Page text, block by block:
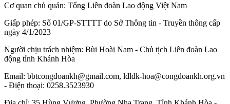
Cơ quan chủ quản: Tổng Liên đoàn Lao động Việt Nam
Giấp phép: Số 01/GP-STTTT do Sở Thông tin - Truyền thông cấp
ngày 4/1/2023
Người chịu trách nhiệm: Bùi Hoài Nam - Chủ tịch Liên đoàn Lao
động tỉnh Khánh Hòa
Email: bbtcongdoankh@gmail.com, ldldk-hoa@congdoankh.org.vn
- Điện thoại: 0258.3523930